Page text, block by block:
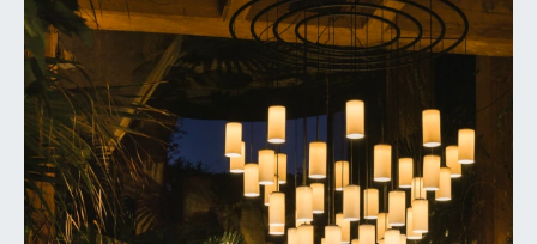
HEAD OFFICE
Chemin de Cousson 23
CH – 1032 Romanel-sur-Lausanne
+41 21 320 21 21